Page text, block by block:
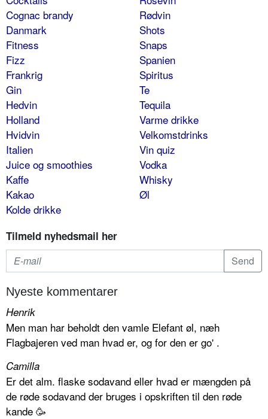
Cognac brandy
Danmark
Fitness
Fizz
Frankrig
Gin
Hedvin
Holland
Hvidvin
Italien
Juice og smoothies
Kaffe
Kakao
Kolde drikke
Rødvin
Shots
Snaps
Spanien
Spiritus
Te
Tequila
Varme drikke
Velkomstdrinks
Vin quiz
Vodka
Whisky
Øl
Tilmeld nyhedsmail her
Nyeste kommentarer
Henrik
Men man har beholdt den vamle Elefant øl, næh
Flagbajeren ved man hvad er, og for den er go' .
Camilla
Er det alm. flaske sodavand eller hvad er mængden på
de røde sodavand der bruges i opskriften til den røde
kande 🥳